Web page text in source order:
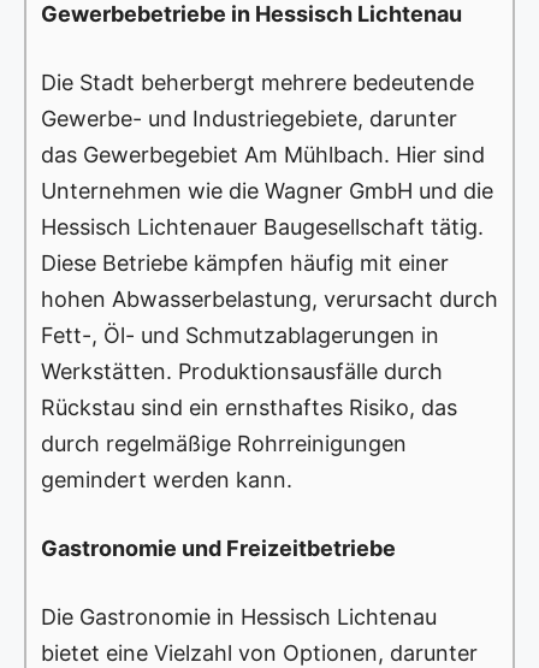
Gewerbebetriebe in Hessisch Lichtenau
Die Stadt beherbergt mehrere bedeutende
Gewerbe- und Industriegebiete, darunter
das Gewerbegebiet Am Mühlbach. Hier sind
Unternehmen wie die Wagner GmbH und die
Hessisch Lichtenauer Baugesellschaft tätig.
Diese Betriebe kämpfen häufig mit einer
hohen Abwasserbelastung, verursacht durch
Fett-, Öl- und Schmutzablagerungen in
Werkstätten. Produktionsausfälle durch
Rückstau sind ein ernsthaftes Risiko, das
durch regelmäßige Rohrreinigungen
gemindert werden kann.
Gastronomie und Freizeitbetriebe
Die Gastronomie in Hessisch Lichtenau
bietet eine Vielzahl von Optionen, darunter